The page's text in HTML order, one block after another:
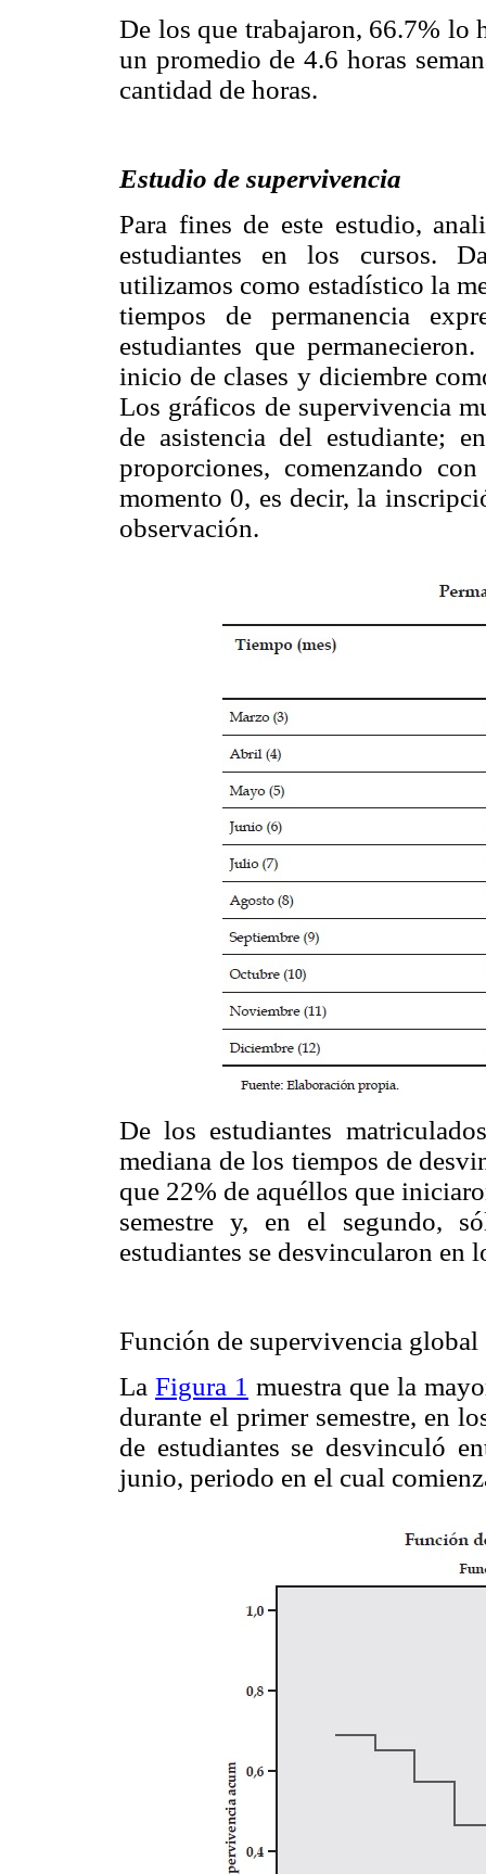
De los que trabajaron, 66.7% lo
un promedio de 4.6 horas
cantidad de horas.
Estudio de supervivencia
Para fines de este estudio,
estudiantes en los cursos.
utilizamos como estadístico la
tiempos de permanencia
estudiantes que
inicio de clases y diciembre
Los gráficos de supervivencia
de asistencia del estudiante;
proporciones, comenzando
momento 0, es decir, la
observación.
De los estudiantes
mediana de los tiempos de
que 22% de aquéllos que
semestre y, en el segundo,
estudiantes se desvincularon en
Función de supervivencia global
La Figura 1 muestra que la
durante el primer semestre, en
de estudiantes se desvinculó
junio, periodo en el cual